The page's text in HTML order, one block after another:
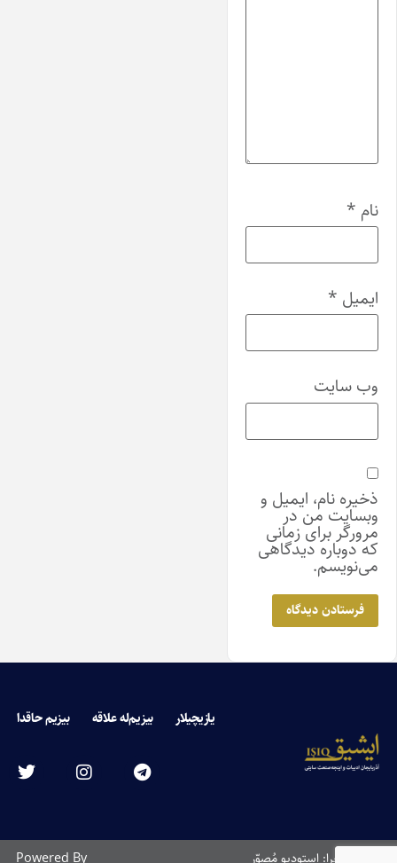
نام *
ایمیل *
وب‌ سایت
ذخیره نام، ایمیل و
وبسایت من در
مرورگر برای زمانی
که دوباره دیدگاهی
می‌نویسم.
یازیچیلار بیزیم‌له علاقه بیزیم حاقدا
طراحی و اجرا: استودیو مُصوّر Powered By